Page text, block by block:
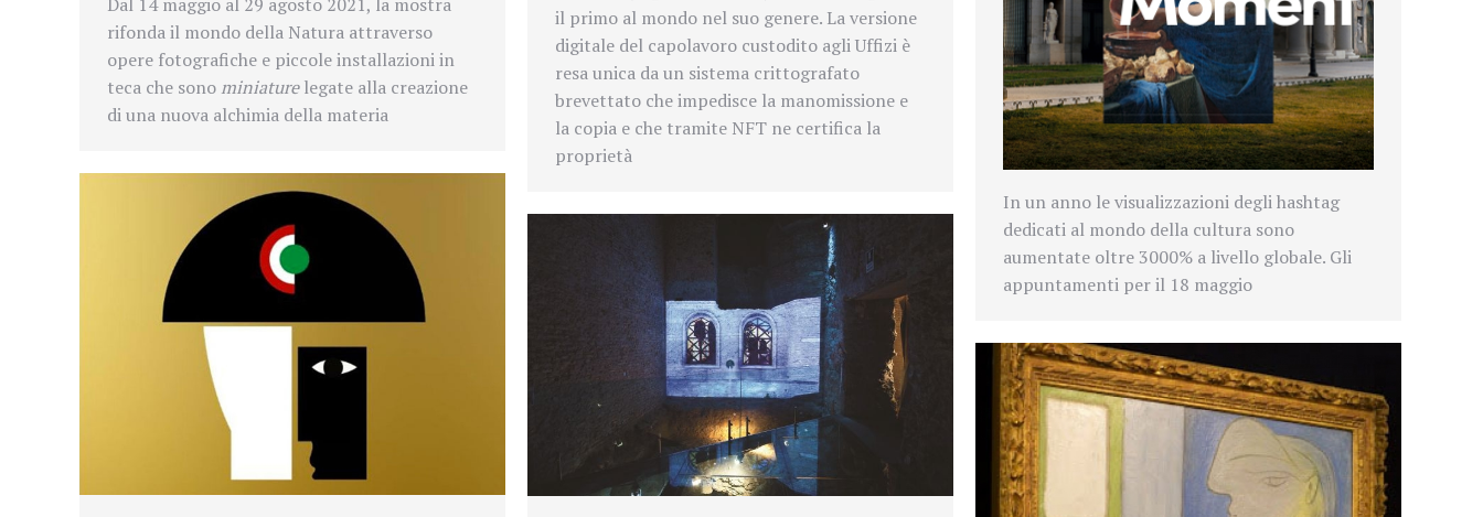
rifonda il mondo della Natura attraverso
opere fotografiche e piccole installazioni in
teca che sono miniaturelegate alla creazione
di una nuova alchimia della materia
il primo al mondo nel suo genere. La versione
digitale del capolavoro custodito agli Uffizi è
resa unica da un sistema crittografato
brevettato che impedisce la manomissione e
la copia e che tramite NFT ne certifica la
proprietà
In un anno le visualizzazioni degli hashtag
dedicati al mondo della cultura sono
aumentate oltre 3000% a livello globale. Gli
appuntamenti per il 18 maggio